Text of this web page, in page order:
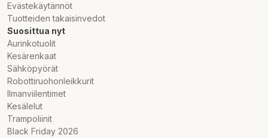
Evästekäytännöt
Tuotteiden takaisinvedot
Suosittua nyt
Aurinkotuolit
Kesärenkaat
Sähköpyörät
Robottiruohonleikkurit
Ilmanviilentimet
Kesälelut
Trampoliinit
Black Friday 2026